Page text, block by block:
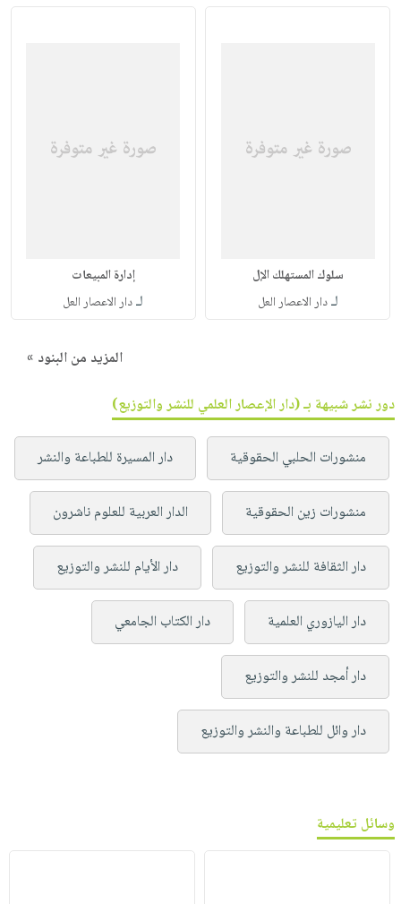
سلوك المستهلك الإل
لـدار الاعصار العل
إدارة المبيعات
لـدار الاعصار العل
المزيد من البنود »
دور نشر شبيهة بـ (دار الإعصار العلمي للنشر والتوزيع)
منشورات الحلبي الحقوقية دار المسيرة للطباعة والنشر
منشورات زين الحقوقية الدار العربية للعلوم ناشرون
دار الثقافة للنشر والتوزيع دار الأيام للنشر والتوزيع
دار اليازوري العلمية دار الكتاب الجامعي
دار أمجد للنشر والتوزيع
دار وائل للطباعة والنشر والتوزيع
وسائل تعليمية